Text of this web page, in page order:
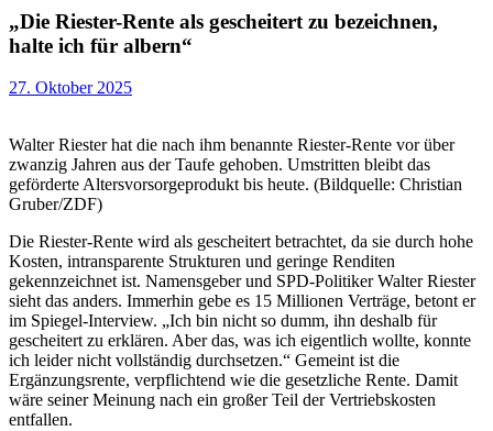
„Die Riester-Rente als gescheitert zu bezeichnen,
halte ich für albern“
27. Oktober 2025
Walter Riester hat die nach ihm benannte Riester-Rente vor über
zwanzig Jahren aus der Taufe gehoben. Umstritten bleibt das
geförderte Altersvorsorgeprodukt bis heute. (Bildquelle: Christian
Gruber/ZDF)
Die Riester-Rente wird als gescheitert betrachtet, da sie durch hohe
Kosten, intransparente Strukturen und geringe Renditen
gekennzeichnet ist. Namensgeber und SPD-Politiker Walter Riester
sieht das anders. Immerhin gebe es 15 Millionen Verträge, betont er
im Spiegel-Interview. „Ich bin nicht so dumm, ihn deshalb für
gescheitert zu erklären. Aber das, was ich eigentlich wollte, konnte
ich leider nicht vollständig durchsetzen.“ Gemeint ist die
Ergänzungsrente, verpflichtend wie die gesetzliche Rente. Damit
wäre seiner Meinung nach ein großer Teil der Vertriebskosten
entfallen.